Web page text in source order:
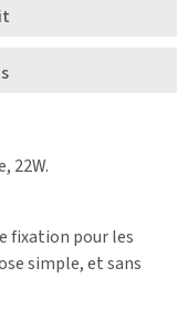
22W.
fixation pour les
simple, et sans